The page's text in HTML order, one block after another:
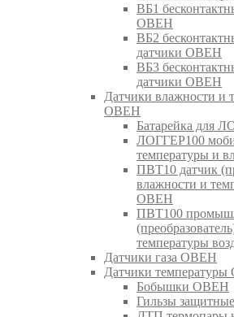
ВБ1
ОВЕН
ВБ2
датчики ОВЕН
ВБ3
датчики ОВЕН
Датчики влажности и
ОВЕН
Батарейка для
ЛОГГЕР100
температуры и
ПВТ10 датчик
влажности и
ОВЕН
ПВТ100
температуры
Датчики газа ОВЕН
Датчики
Бобышки ОВЕН
Гильзы